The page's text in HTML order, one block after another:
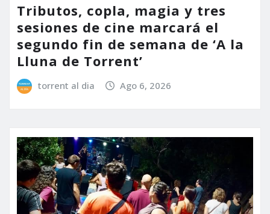
Tributos, copla, magia y tres
sesiones de cine marcará el
segundo fin de semana de ‘A la
Lluna de Torrent’
torrent al dia Ago 6, 2026